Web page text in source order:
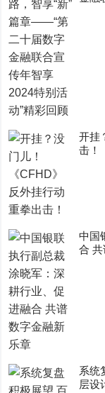
开挂
击！
中国
合
系统
层设